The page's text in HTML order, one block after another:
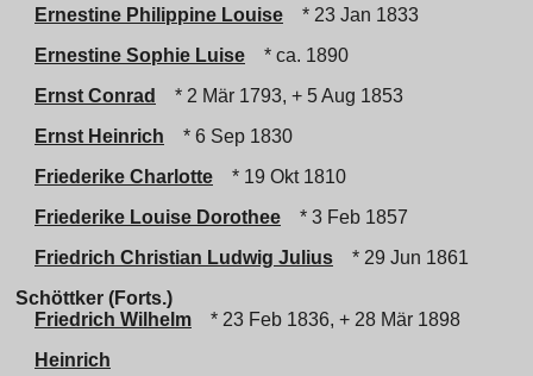
Ernestine Philippine Louise
* 23 Jan 1833
Ernestine Sophie Luise
* ca. 1890
Ernst Conrad
* 2 Mär 1793, + 5 Aug 1853
Ernst Heinrich
* 6 Sep 1830
Friederike Charlotte
* 19 Okt 1810
Friederike Louise Dorothee
* 3 Feb 1857
Friedrich Christian Ludwig Julius
* 29 Jun 1861
Schöttker (Forts.)
Friedrich Wilhelm
* 23 Feb 1836, + 28 Mär 1898
Heinrich